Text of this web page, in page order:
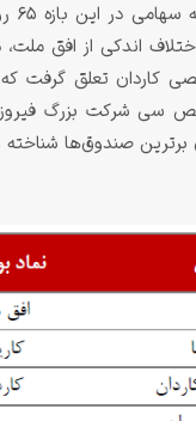
ثبت بازدهی 231.2 درصدی با